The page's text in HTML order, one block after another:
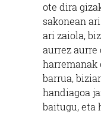
ote dira
sakonean
ari zaiola,
aurrez
harremanak
barrua,
handiagoa
baitugu, eta